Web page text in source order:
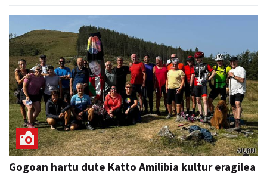
Gogoan hartu dute Katto Amilibia kultur eragilea